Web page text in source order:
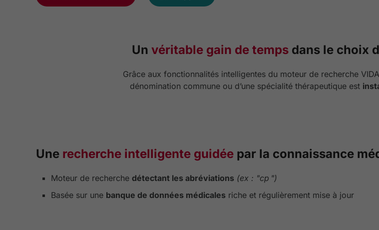
Un véritable gain de tempsdans le choix
Grâce aux fonctionnalités intelligentes du moteur de recherche
dénomination commune ou d’une spécialité thérapeutique est
Une recherche intelligente guidée par la connaissance
Moteur de recherche détectant les abréviations (ex : "cp ")
Basée sur une banque de données médicales riche et régulièrement mise à jour